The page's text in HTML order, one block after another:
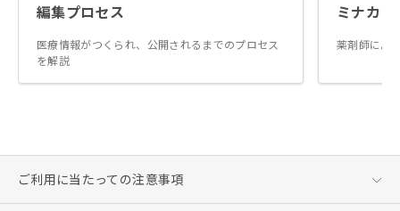
編集プロセス
医療情報がつくられ、公開されるまでのプロセス
を解説
ミナカ
薬剤師によ
ご利用に当たっての注意事項